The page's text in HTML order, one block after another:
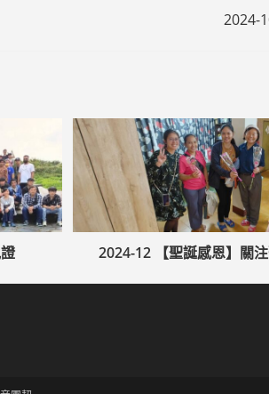
2024-
2024-12 【聖誕感恩】關